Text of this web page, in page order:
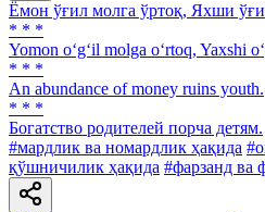
Ёмон ўғил молга ўртоқ, Яхши
* * *
Yomon o‘g‘il molga o‘rtoq, Yaxshi
* * *
An abundance of money ruins youth.
* * *
Богатство родителей порча детям.
#мардлик ва номардлик ҳақида
қўшничилик ҳақида #фарзанд ва